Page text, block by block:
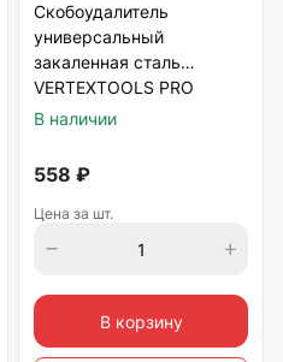
Скобоудалитель
универсальный
закаленная сталь
VERTEXTOOLS PRO
В наличии
558 ₽
Цена за шт.
В корзину